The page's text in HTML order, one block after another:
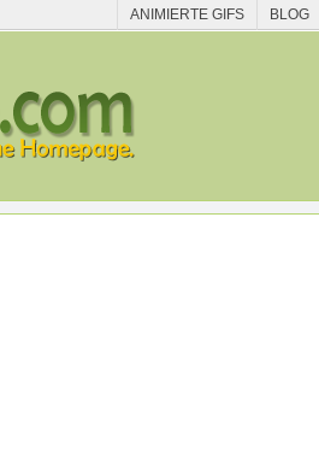
ANIMIERTE GIFS BLOG